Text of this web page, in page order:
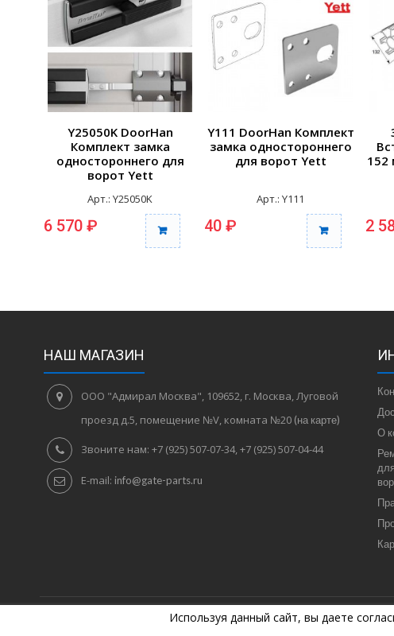
Используя данный сайт, вы даете
Y25050K DoorHan
Комплект замка
одностороннего для
ворот Yett
Арт.: Y25050K
6 570 ₽
Y111 DoorHan Комплект
замка одностороннего
для ворот Yett
Арт.: Y111
40 ₽
152
2
НАШ МАГАЗИН
ООО "Адмирал Москва", 109652, г. Москва, Луговой
проезд д.5, помещение №V, комната №20 (на карте)
Звоните нам: +7 (925) 507-07-34, +7 (925) 507-04-44
E-mail: info@gate-parts.ru
О